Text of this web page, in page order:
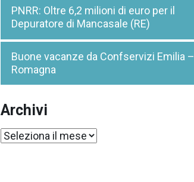
PNRR: Oltre 6,2 milioni di euro per il
Depuratore di Mancasale (RE)
Buone vacanze da Confservizi Emilia –
Romagna
Archivi
Archivi